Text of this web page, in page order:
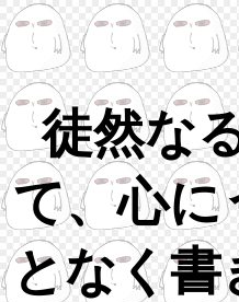
徒然な
て、心
となく書